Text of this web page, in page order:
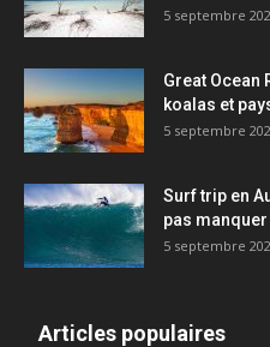
5 septembre
Great Ocean
koalas et
5 septembre
Surf trip en
pas manquer
5 septembre
Articles populaires